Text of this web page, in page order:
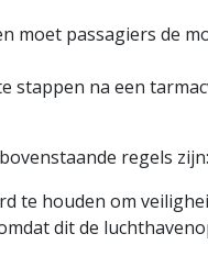
moet passagiers de
stappen na een
regels zijn:
te houden om
dit de